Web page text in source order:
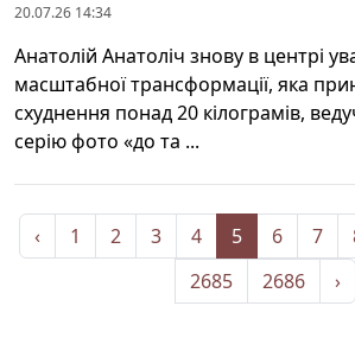
20.07.26 14:34
Анатолій Анатоліч знову в центрі
масштабної трансформації, яка
схуднення понад 20 кілограмів,
серію фото «до та ...
‹ 1 2 3 4 5 6 7
2685
2686 ›